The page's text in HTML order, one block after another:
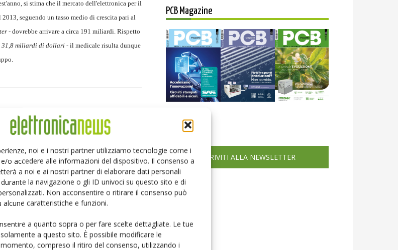
noi e i nostri partner utilizziamo tecnologie come i
o accedere alle informazioni del dispositivo. Il consenso a
a noi e ai nostri partner di elaborare dati personali
la navigazione o gli ID univoci su questo sito e di
Non acconsentire o ritirare il consenso può
caratteristiche e funzioni.
a quanto sopra o per fare scelte dettagliate. Le tue
a questo sito. È possibile modificare le
compreso il ritiro del consenso, utilizzando i
si stima che il mercato dell'elettronica per il
seguendo un tasso medio di crescita pari al
- dovrebbe arrivare a circa 191 miliardi. Rispetto
31,8 miliardi di dollari - il medicale risulta dunque
Pinterest Email
PCB Magazine
ISCRIVITI ALLA NEWSLETTER